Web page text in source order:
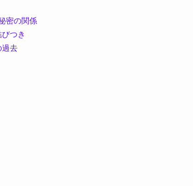
密の関係
つき
過去